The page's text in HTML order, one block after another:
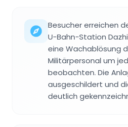
Besucher erreichen
U-Bahn-Station
eine Wachablösung
Militärpersonal um
beobachten. Die
ausgeschildert und
deutlich